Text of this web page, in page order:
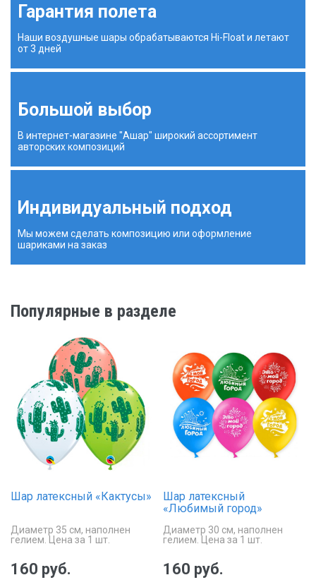
Гарантия полета
Наши воздушные шары обрабатываются Hi-Float и летают
от 3 дней
Большой выбор
В интернет-магазине "Ашар" широкий ассортимент
авторских композиций
Индивидуальный подход
Мы можем сделать композицию или оформление
шариками на заказ
Популярные в разделе
Шар латексный «Кактусы»
Диаметр 35 см, наполнен
гелием. Цена за 1 шт.
160 руб.
Шар латексный
«Любимый город»
Диаметр 30 см, наполнен
гелием. Цена за 1 шт.
160 руб.